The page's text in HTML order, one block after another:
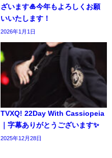
ざいます🎍今年もよろしくお願
いいたします！
2026年1月1日
TVXQ! 22Day With Cassiopeia
｜字幕ありがとうございます✨️
2025年12月28日